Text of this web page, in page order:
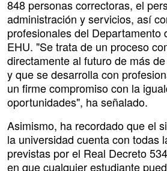
848 personas correctoras, el
administración y servicios, así
profesionales del Departamento
EHU. "Se trata de un proceso
directamente al futuro de más
y que se desarrolla con
un firme compromiso con la
oportunidades", ha señalado.
Asimismo, ha recordado que el
la universidad cuenta con todas
previstas por el Real Decreto
en que cualquier estudiante